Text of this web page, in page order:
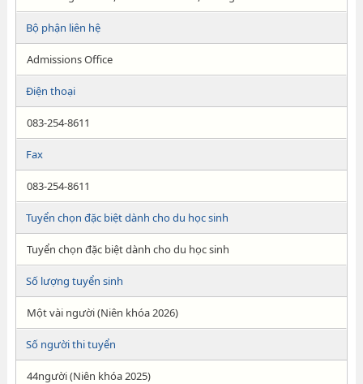
Bộ phận liên hệ
Admissions Office
Điện thoại
083-254-8611
Fax
083-254-8611
Tuyển chọn đặc biệt dành cho du học sinh
Tuyển chọn đặc biệt dành cho du học sinh
Số lượng tuyển sinh
Một vài người (Niên khóa 2026)
Số người thi tuyển
44người (Niên khóa 2025)